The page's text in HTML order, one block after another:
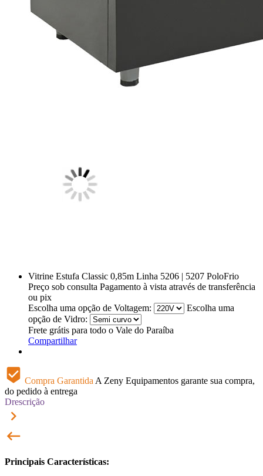
Vitrine Estufa Classic 0,85m Linha 5206 | 5207 PoloFrio
Preço sob consulta Pagamento à vista através de transferência
ou pix
Escolha uma opção de Voltagem:
Escolha uma
opção de Vidro:
Frete grátis para todo o Vale do Paraíba
Compartilhar
beenhere Compra Garantida A Zeny Equipamentos garante sua compra,
do pedido à entrega
Drescrição
keyboard_arrow_right
keyboard_backspace
Principais Características: